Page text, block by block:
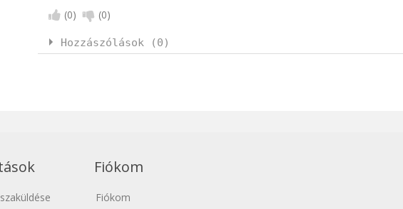
(0) (0)
Hozzászólások (0)
Fiókom
Fiókom